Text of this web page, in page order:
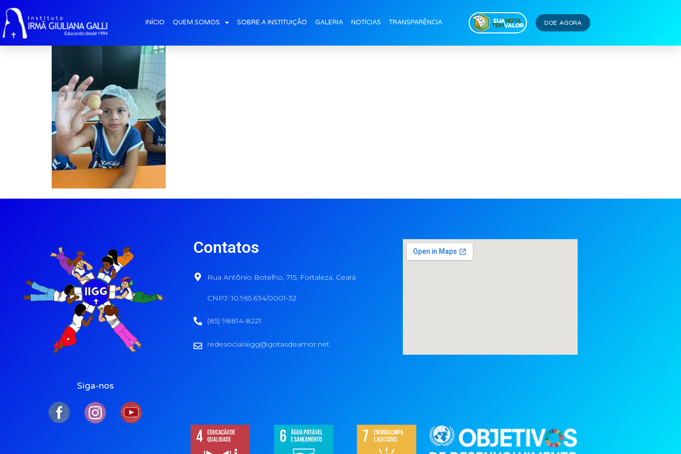
INÍCIO QUEM SOMOS SOBRE A INSTITUIÇÃO GALERIA NOTÍCIAS TRANSPARÊNCIA DOE AGORA
Infantil-IV-B_Qumbe (8)
Siga-nos
Contatos
Rua Antônio Botelho, 715, Fortaleza, Ceará
CNPJ: 10.965.634/0001-32
(85) 98814-8221
redesociaisiigg@gotasdeamor.net